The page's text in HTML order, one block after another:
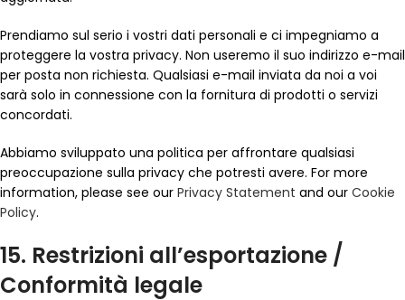
Prendiamo sul serio i vostri dati personali e ci impegniamo a
proteggere la vostra privacy. Non useremo il suo indirizzo e-mail
per posta non richiesta. Qualsiasi e-mail inviata da noi a voi
sarà solo in connessione con la fornitura di prodotti o servizi
concordati.
Abbiamo sviluppato una politica per affrontare qualsiasi
preoccupazione sulla privacy che potresti avere. For more
information, please see our Privacy Statement and our Cookie
Policy.
15. Restrizioni all’esportazione /
Conformità legale